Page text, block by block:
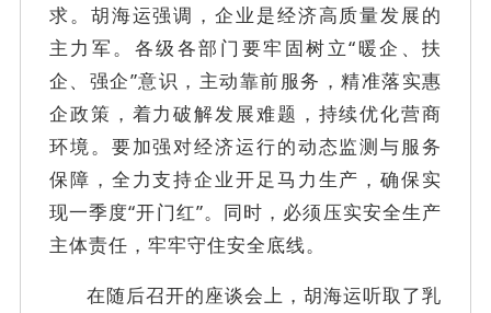
求。胡海运强调，企业是经济高质量发展的
主力军。各级各部门要牢固树立“暖企、扶
企、强企”意识，主动靠前服务，精准落实惠
企政策，着力破解发展难题，持续优化营商
环境。要加强对经济运行的动态监测与服务
保障，全力支持企业开足马力生产，确保实
现一季度“开门红”。同时，必须压实安全生产
主体责任，牢牢守住安全底线。
在随后召开的座谈会上，胡海运听取了乳